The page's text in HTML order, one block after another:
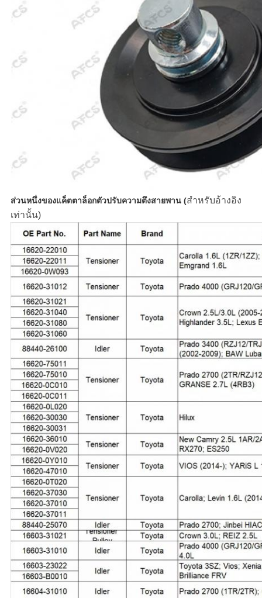
ส่วนหนึ่งของแค็ตตาล็อกตัวปรับความตึงสายพาน (สำหรับอ้างอิง
เท่านั้น)